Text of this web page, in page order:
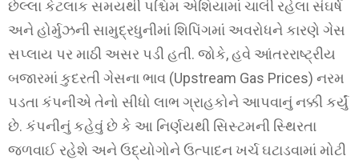
છેલ્લા કેટલાક સમયથી પશ્ચિમ એશિયામાં ચાલી રહેલા સંઘર્ષ
અને હોર્મુઝની સામુદ્રધુનીમાં શિપિંગમાં અવરોધને કારણે ગેસ
સપ્લાય પર માઠી અસર પડી હતી. જોકે, હવે આંતરરાષ્ટ્રીય
બજારમાં કુદરતી ગેસના ભાવ (Upstream Gas Prices) નરમ
પડતા કંપનીએ તેનો સીધો લાભ ગ્રાહકોને આપવાનું નક્કી કર્યું
છે. કંપનીનું કહેવું છે કે આ નિર્ણયથી સિસ્ટમની સ્થિરતા
જળવાઈ રહેશે અને ઉદ્યોગોને ઉત્પાદન ખર્ચ ઘટાડવામાં મોટી